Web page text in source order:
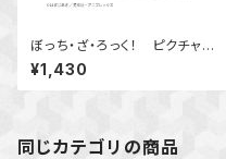
ぼっち・ざ・ろっく！ ピクチャー
ボード小 Ver.A
¥1,430
同じカテゴリの商品